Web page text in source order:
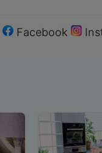
Facebook